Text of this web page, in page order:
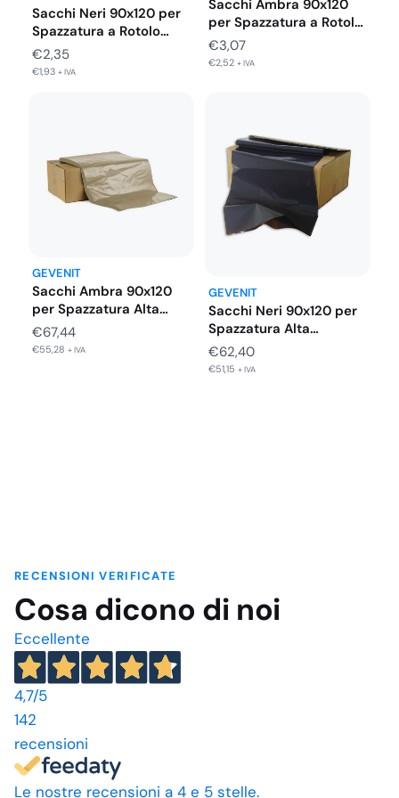
Sacchi Neri 90x120 per
Spazzatura a Rotolo
Grammatura…
€2,35
€1,93 + IVA
Sacchi Ambra 90x120
per Spazzatura a Rotolo
Grammatura…
€3,07
€2,52 + IVA
GEVENIT
Sacchi Ambra 90x120
per Spazzatura Alta
Resistenza Cartone…
€67,44
€55,28 + IVA
GEVENIT
Sacchi Neri 90x120 per
Spazzatura Alta
Resistenza Cartone…
€62,40
€51,15 + IVA
RECENSIONI VERIFICATE
Cosa dicono di noi
Eccellente
4,7/5
142
recensioni
Le nostre recensioni a 4 e 5 stelle.